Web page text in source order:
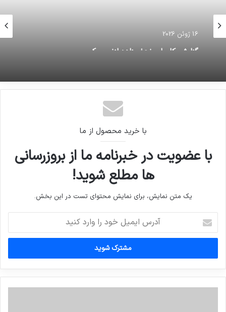
16 ژوئن 2026
گزارش کامران نجف زاده ازنیویورک
با خرید محصول از ما
با عضویت در خبرنامه ما از بروزرسانی
ها مطلع شوید!
یک متن نمایش، برای نمایش محتوای تست در این بخش.
ایمیل
خود
وارد
کنید